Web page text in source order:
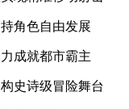
角色自由发展
成就都市霸主
史诗级冒险舞台